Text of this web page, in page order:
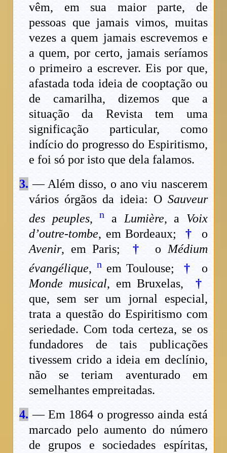
vêm, em sua maior parte, de
pessoas que jamais vimos, muitas
vezes a quem jamais escrevemos e
a quem, por certo, jamais seríamos
o primeiro a escrever. Eis por que,
afastada toda ideia de cooptação ou
de camarilha, dizemos que a
situação da Revista tem uma
significação particular, como
indício do progresso do Espiritismo,
e foi só por isto que dela falamos.
3. — Além disso, o ano viu nascerem
vários órgãos da ideia: O Sauveur
des peuples,n aLumière, a Voix
d’outre-tombe, em Bordeaux; †
o
Avenir, em Paris; † oMédium
évangélique, nem Toulouse; †
o
Monde musical, em Bruxelas,
†
que, sem ser um jornal especial,
trata a questão do Espiritismo com
seriedade. Com toda certeza, se os
fundadores de tais publicações
tivessem crido a ideia em declínio,
não se teriam aventurado em
semelhantes empreitadas.
4. — Em 1864 o progresso ainda está
marcado pelo aumento do número
de grupos e sociedades espíritas,